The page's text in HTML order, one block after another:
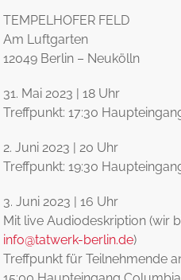
TEMPELHOFER FELD
Am Luftgarten
12049 Berlin – Neukölln
31. Mai 2023 | 18 Uhr
Treffpunkt: 17:30
2. Juni 2023 | 20 Uhr
Treffpunkt: 19:30
3. Juni 2023 | 16 Uhr
Mit live Audiodeskription (wir
info@tatwerk-berlin.de)
Treffpunkt für Teilnehmende